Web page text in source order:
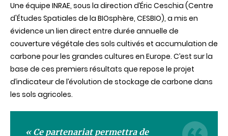
Une équipe INRAE, sous la direction d’Éric Ceschia (Centre
d'Études Spatiales de la BIOsphère, CESBIO), a mis en
évidence un lien direct entre durée annuelle de
couverture végétale des sols cultivés et accumulation de
carbone pour les grandes cultures en Europe. C’est sur la
base de ces premiers résultats que repose le projet
d’indicateur de l’évolution de stockage de carbone dans
les sols agricoles.
« Ce partenariat permettrade